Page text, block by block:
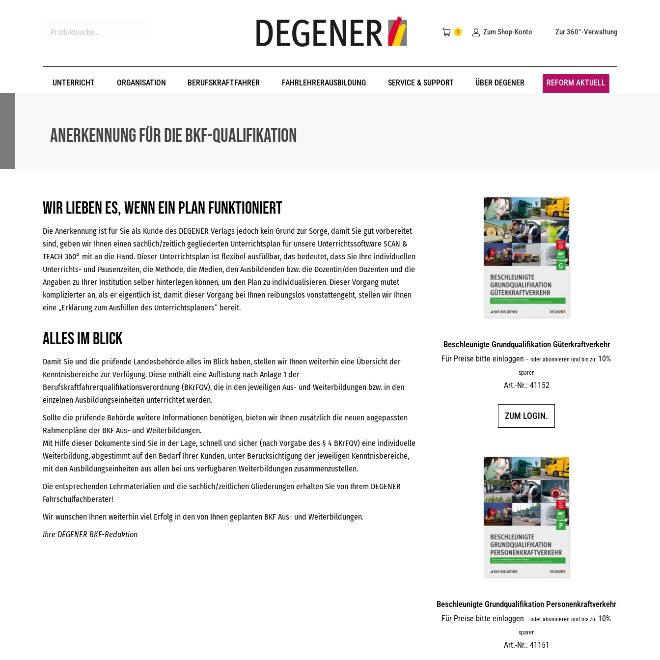
Produktsuche...
0 Zum Shop-Konto Zur 360°-Verwaltung
UNTERRICHT ORGANISATION BERUFSKRAFTFAHRER FAHRLEHRERAUSBILDUNG SERVICE & SUPPORT ÜBER DEGENER REFORM AKTUELL
Anerkennung für die BKF-Qualifikation
Wir lieben es, wenn ein Plan funktioniert
Die Anerkennung ist für Sie als Kunde des DEGENER Verlags jedoch kein Grund zur Sorge, damit Sie gut vorbereitet
sind, geben wir Ihnen einen sachlich/zeitlich gegliederten Unterrichtsplan für unsere Unterrichtssoftware SCAN &
TEACH 360° mit an die Hand. Dieser Unterrichtsplan ist flexibel ausfüllbar, das bedeutet, dass Sie Ihre individuellen
Unterrichts- und Pausenzeiten, die Methode, die Medien, den Ausbildenden bzw. die Dozentin/den Dozenten und die
Angaben zu Ihrer Institution selber hinterlegen können, um den Plan zu individualisieren. Dieser Vorgang mutet
komplizierter an, als er eigentlich ist, damit dieser Vorgang bei Ihnen reibungslos vonstattengeht, stellen wir Ihnen
eine „Erklärung zum Ausfüllen des Unterrichtsplaners“ bereit.
Alles im Blick
Damit Sie und die prüfende Landesbehörde alles im Blick haben, stellen wir Ihnen weiterhin eine Übersicht der
Kenntnisbereiche zur Verfügung. Diese enthält eine Auflistung nach Anlage 1 der
Berufskraftfahrerqualifikationsverordnung (BKrFQV), die in den jeweiligen Aus- und Weiterbildungen bzw. in den
einzelnen Ausbildungseinheiten unterrichtet werden.
Sollte die prüfende Behörde weitere Informationen benötigen, bieten wir Ihnen zusätzlich die neuen angepassten
Rahmenpläne der BKF Aus- und Weiterbildungen.
Mit Hilfe dieser Dokumente sind Sie in der Lage, schnell und sicher (nach Vorgabe des § 4 BKrFQV) eine individuelle
Weiterbildung, abgestimmt auf den Bedarf Ihrer Kunden, unter Berücksichtigung der jeweiligen Kenntnisbereiche,
mit den Ausbildungseinheiten aus allen bei uns verfügbaren Weiterbildungen zusammenzustellen.
Die entsprechenden Lehrmaterialien und die sachlich/zeitlichen Gliederungen erhalten Sie von Ihrem DEGENER
Fahrschulfachberater!
Wir wünschen Ihnen weiterhin viel Erfolg in den von Ihnen geplanten BKF Aus- und Weiterbildungen.
Ihre DEGENER BKF-Redaktion
Beschleunigte Grundqualifikation Güterkraftverkehr
Für Preise bitte einloggen – oder abonnieren und bis zu 10%
sparen
Art.-Nr.: 41152
ZUM LOGIN.
Beschleunigte Grundqualifikation Personenkraftverkehr
Für Preise bitte einloggen – oder abonnieren und bis zu 10%
sparen
Art.-Nr.: 41151